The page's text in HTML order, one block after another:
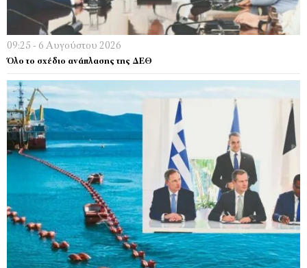
09:25 - 6 Αυγούστου 2026
Όλο το σχέδιο ανάπλασης της ΔΕΘ